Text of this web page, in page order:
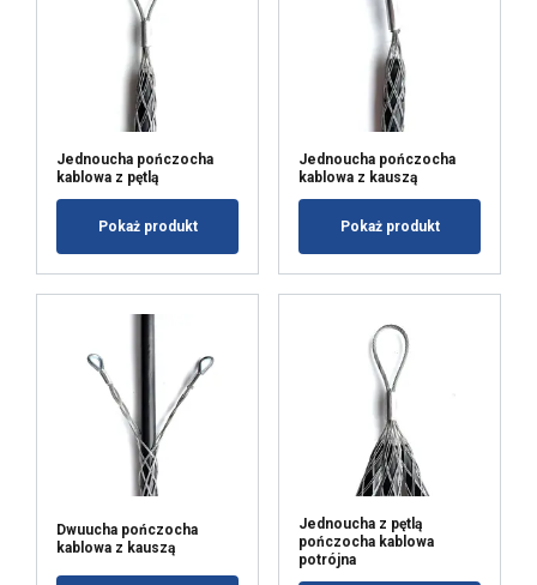
Jednoucha pończocha
kablowa z pętlą
Pokaż produkt
Jednoucha pończocha
kablowa z kauszą
Pokaż produkt
Dwuucha pończocha
kablowa z kauszą
Jednoucha z pętlą
pończocha kablowa
potrójna